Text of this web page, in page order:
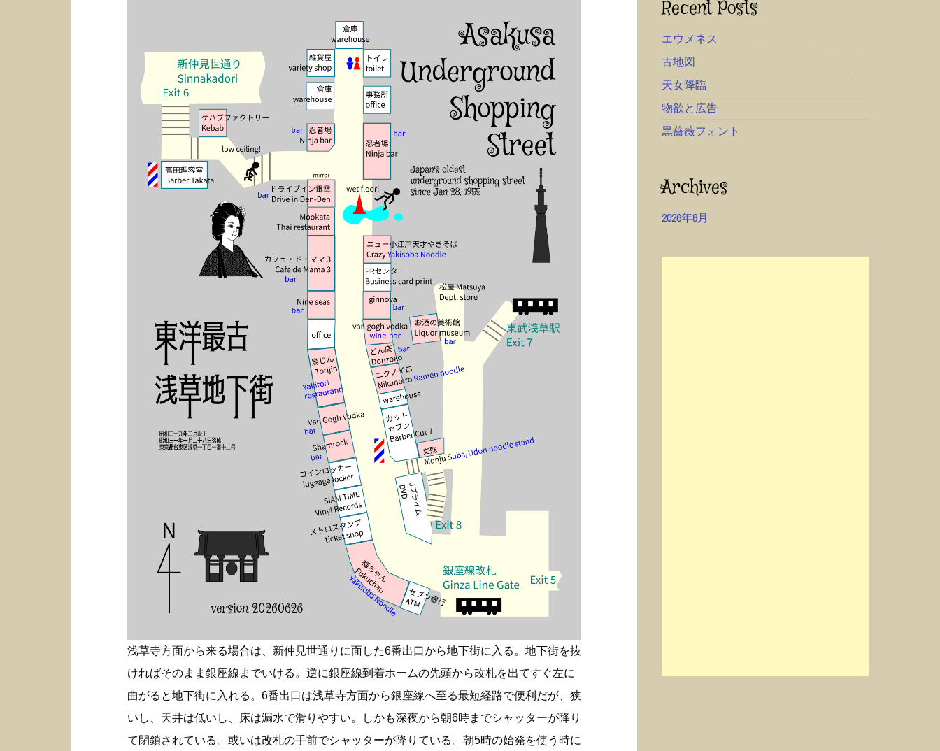
浅草寺方面から来る場合は、新仲見世通りに面した6番出口から地下街に入る。地下街を抜
ければそのまま銀座線までいける。逆に銀座線到着ホームの先頭から改札を出てすぐ左に
曲がると地下街に入れる。6番出口は浅草寺方面から銀座線へ至る最短経路で便利だが、狭
いし、天井は低いし、床は漏水で滑りやすい。しかも深夜から朝6時までシャッターが降り
て閉鎖されている。或いは改札の手前でシャッターが降りている。朝5時の始発を使う時に
Recent Posts
エウメネス
古地図
天女降臨
物欲と広告
黒薔薇フォント
Archives
2026年8月